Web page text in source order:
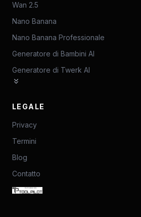
Wan 2.5
Nano Banana
Nano Banana Professionale
Generatore di Bambini AI
Generatore di Twerk AI
LEGALE
Privacy
Termini
Blog
Contatto